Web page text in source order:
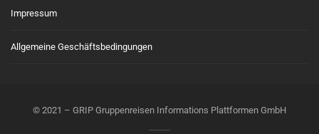
Impressum
Allgemeine Geschäftsbedingungen
© 2021 – GRIP Gruppenreisen Informations Plattformen GmbH